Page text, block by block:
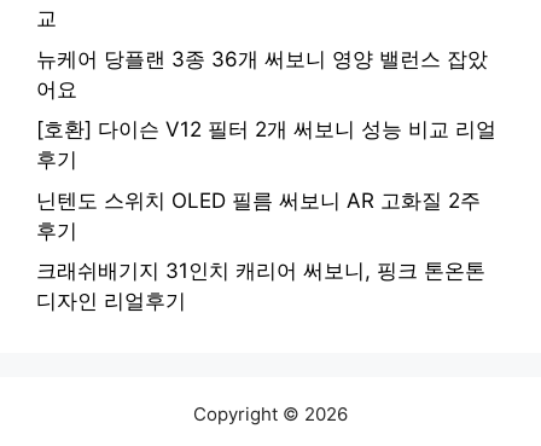
교
뉴케어 당플랜 3종 36개 써보니 영양 밸런스 잡았
어요
[호환] 다이슨 V12 필터 2개 써보니 성능 비교 리얼
후기
닌텐도 스위치 OLED 필름 써보니 AR 고화질 2주
후기
크래쉬배기지 31인치 캐리어 써보니, 핑크 톤온톤
디자인 리얼후기
Copyright © 2026